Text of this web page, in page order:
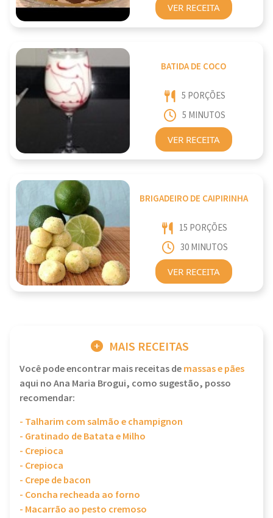
VER RECEITA
BATIDA DE COCO
5 PORÇÕES
5 MINUTOS
VER RECEITA
BRIGADEIRO DE CAIPIRINHA
15 PORÇÕES
30 MINUTOS
VER RECEITA
MAIS RECEITAS
Você pode encontrar mais receitas demassas e pães
aqui no Ana Maria Brogui, como sugestão, posso
recomendar:
- Talharim com salmão e champignon
- Gratinado de Batata e Milho
- Crepioca
- Crepioca
- Crepe de bacon
- Concha recheada ao forno
- Macarrão ao pesto cremoso